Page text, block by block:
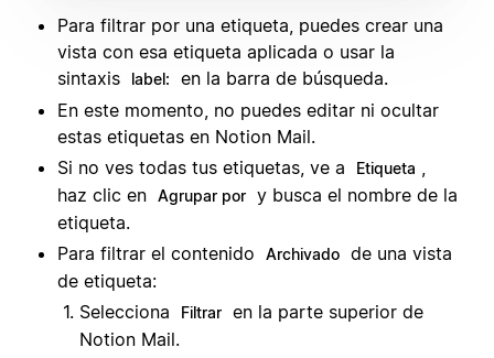
Para filtrar por una etiqueta, puedes crear una
vista con esa etiqueta aplicada o usar la
sintaxis
label:
en la barra de búsqueda.
En este momento, no puedes editar ni ocultar
estas etiquetas en Notion Mail.
Si no ves todas tus etiquetas, ve a
Etiqueta ,
haz clic en Agrupar por y busca el nombre de la
etiqueta.
Para filtrar el contenido
Archivado de una vista
de etiqueta:
Selecciona
Filtrar en la parte superior de
Notion Mail.